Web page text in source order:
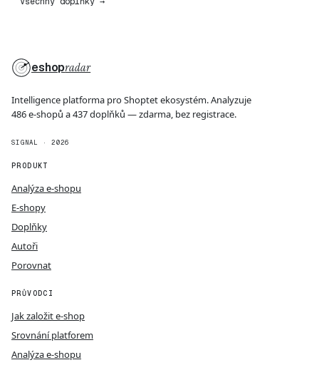
eshopradar
Intelligence platforma pro Shoptet ekosystém. Analyzuje
486 e-shopů a 437 doplňků — zdarma, bez registrace.
SIGNAL · 2026
PRODUKT
Analýza e-shopu
E-shopy
Doplňky
Autoři
Porovnat
PRŮVODCI
Jak založit e-shop
Srovnání platforem
Analýza e-shopu